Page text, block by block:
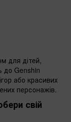
для дітей,
до Genshin
або красивих
персонажів.
свій